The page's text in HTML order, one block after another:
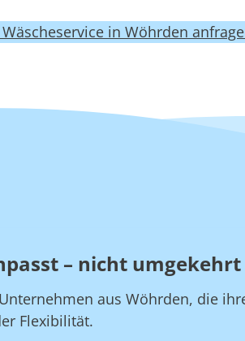
Wäscheservice in Wöhrden
– nicht umgekehrt
aus Wöhrden, die
Flexibilität.